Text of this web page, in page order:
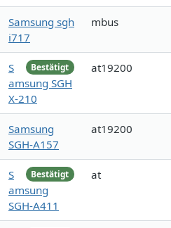
Samsung sgh
i717
mbus
Bestätigt
S
amsung SGH
X-210
at19200
Samsung
SGH-A157
at19200
Bestätigt
S
amsung
SGH-A411
at